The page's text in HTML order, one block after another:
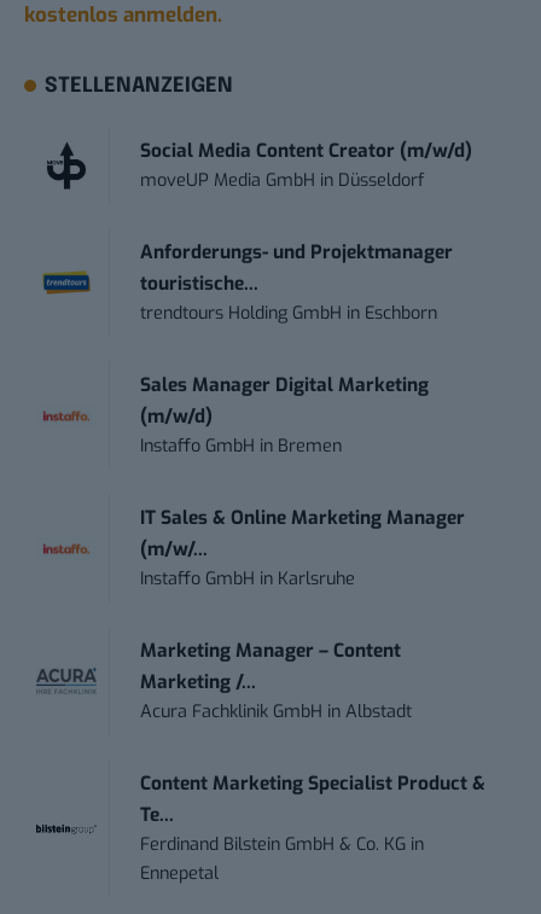
kostenlos anmelden.
STELLENANZEIGEN
Social Media Content Creator (m/w/d)
moveUP Media GmbH in Düsseldorf
Anforderungs- und Projektmanager
touristische...
trendtours Holding GmbH in Eschborn
Sales Manager Digital Marketing
(m/w/d)
Instaffo GmbH in Bremen
IT Sales & Online Marketing Manager
(m/w/...
Instaffo GmbH in Karlsruhe
Marketing Manager – Content
Marketing /...
Acura Fachklinik GmbH inAlbstadt
Content Marketing Specialist Product &
Te...
Ferdinand Bilstein GmbH & Co. KG in
Ennepetal